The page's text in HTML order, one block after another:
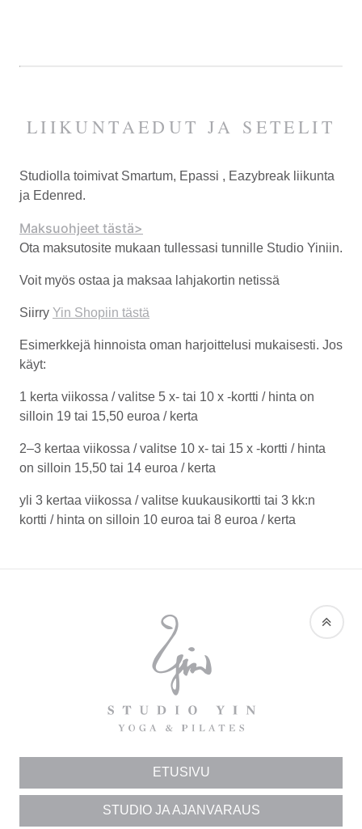
LIIKUNTAEDUT JA SETELIT
Studiolla toimivat Smartum, Epassi , Eazybreak liikunta
ja Edenred.
Maksuohjeet tästä>
Ota maksutosite mukaan tullessasi tunnille Studio Yiniin.
Voit myös ostaa ja maksaa lahjakortin netissä
Siirry Yin Shopiin tästä
Esimerkkejä hinnoista oman harjoittelusi mukaisesti. Jos
käyt:
1 kerta viikossa / valitse 5 x- tai 10 x -kortti / hinta on
silloin 19 tai 15,50 euroa / kerta
2–3 kertaa viikossa / valitse 10 x- tai 15 x -kortti / hinta
on silloin 15,50 tai 14 euroa / kerta
yli 3 kertaa viikossa / valitse kuukausikortti tai 3 kk:n
kortti / hinta on silloin 10 euroa tai 8 euroa / kerta
STUDIO
STUDIO
KEHONHUOLTOON
ERIKOISTUNUT
JOOGA-
ETUSIVU
STUDIO JA AJAN­VARAUS